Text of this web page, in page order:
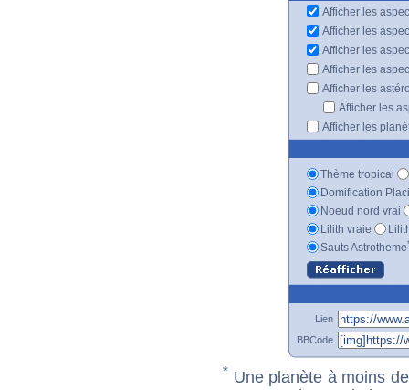
Afficher les
Afficher les
Afficher les
Afficher les
Afficher les
Afficher les
Afficher les
Thème tropical
Domification
Noeud nord vrai
Lilith vraie
Sauts Astrotheme
Lien
BBCode
* Une planète à moins